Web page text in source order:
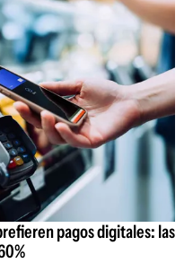
pagos digitales: las